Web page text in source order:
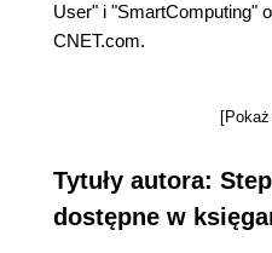
User" i "SmartComputing"
CNET.com.
Tytuły autora:
dostępne w